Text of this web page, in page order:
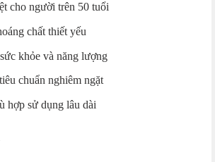
cho người trên 50 tuổi
chất thiết yếu
khỏe và năng lượng
chuẩn nghiêm ngặt
hợp sử dụng lâu dài